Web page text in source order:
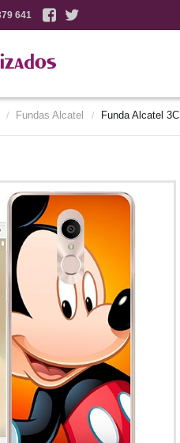
641
/ Fundas Alcatel / Funda Alcatel 3C